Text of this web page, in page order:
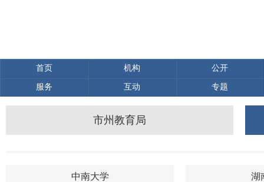
首页 机构 公开
服务 互动 专题
市州教育局
中南大学 湖